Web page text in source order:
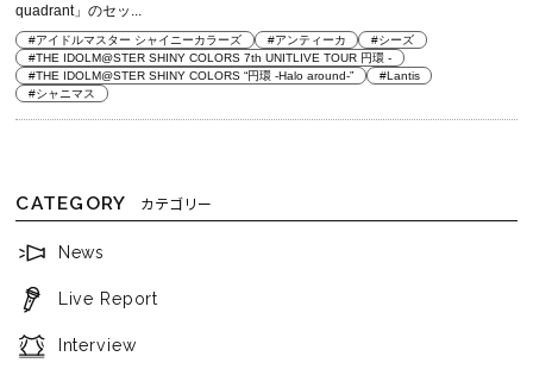
quadrant」のセッ...
#アイドルマスター シャイニーカラーズ #アンティーカ
#シーズ
#THE IDOLM@STER SHINY COLORS 7th UNITLIVE TOUR 円環 -
#THE IDOLM@STER SHINY COLORS “円環 -Halo around-”
#Lantis
#シャニマス
CATEGORY カテゴリー
News
Live Report
Interview